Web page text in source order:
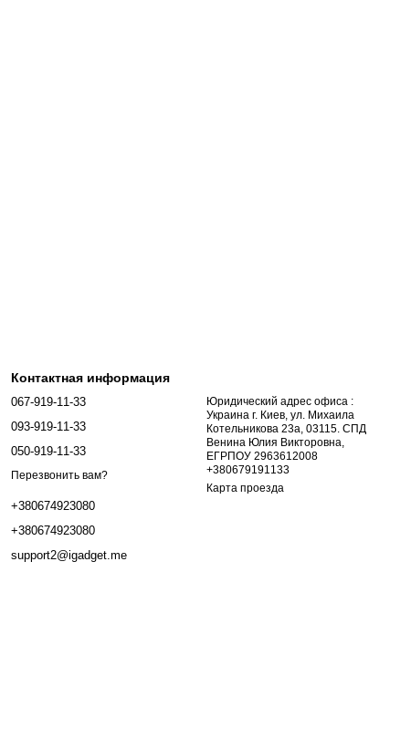
Контактная информация
067-919-11-33
093-919-11-33
050-919-11-33
Перезвонить вам?
+380674923080
+380674923080
support2@igadget.me
Юридический адрес офиса :
Украина г. Киев, ул. Михаила
Котельникова 23а, 03115. СПД
Венина Юлия Викторовна,
ЕГРПОУ 2963612008
+380679191133
Карта проезда